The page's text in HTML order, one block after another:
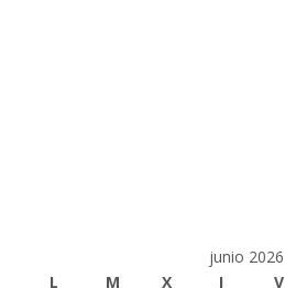
junio 2026
L
M X J V